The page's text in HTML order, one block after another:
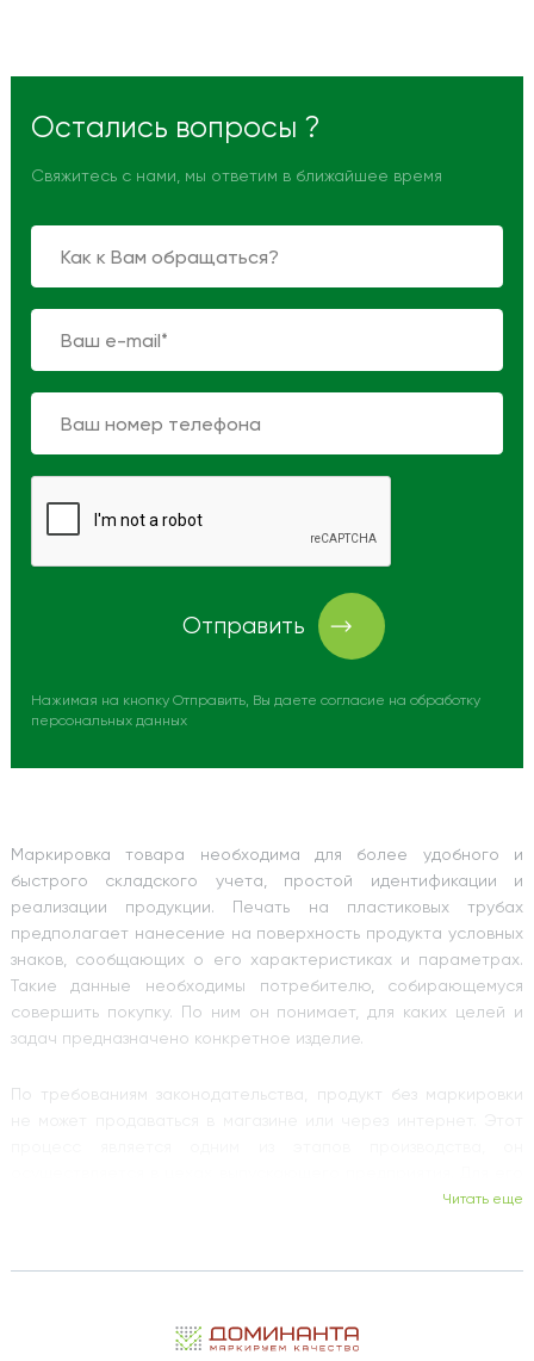
Остались вопросы ?
Свяжитесь с нами, мы ответим в ближайшее время
Отправить
Нажимая на кнопку Отправить, Вы даете согласие на обработку
персональных данных
Маркировка товара необходима для более удобного и
быстрого складского учета, простой идентификации и
реализации продукции. Печать на пластиковых трубах
предполагает нанесение на поверхность продукта условных
знаков, сообщающих о его характеристиках и параметрах.
Такие данные необходимы потребителю, собирающемуся
совершить покупку. По ним он понимает, для каких целей и
задач предназначено конкретное изделие.
По требованиям законодательства, продукт без маркировки
эффективного осуществления необходим быстрый и
условиям, работающее без простоев.
Читать еще